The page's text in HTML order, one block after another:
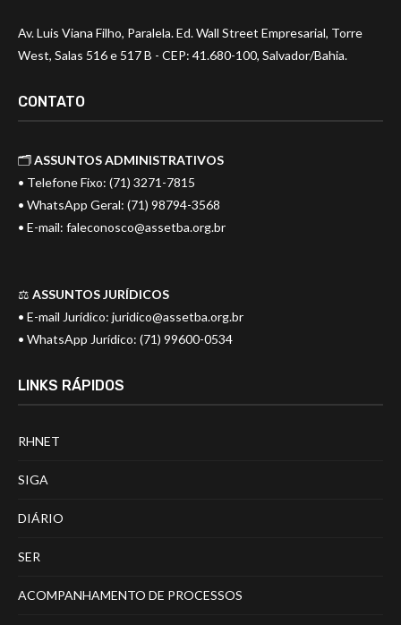
Av. Luis Viana Filho, Paralela. Ed. Wall Street Empresarial, Torre
West, Salas 516 e 517 B - CEP: 41.680-100, Salvador/Bahia.
CONTATO
🗂️ASSUNTOS ADMINISTRATIVOS
• Telefone Fixo: (71) 3271-7815
• WhatsApp Geral: (71) 98794-3568
• E-mail: faleconosco@assetba.org.br
⚖️ ASSUNTOS JURÍDICOS
• E-mail Jurídico: juridico@assetba.org.br
• WhatsApp Jurídico: (71) 99600-0534
LINKS RÁPIDOS
RHNET
SIGA
DIÁRIO
SER
ACOMPANHAMENTO DE PROCESSOS